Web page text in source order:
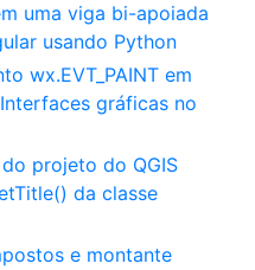
uma viga bi-apoiada
usando Python
wx.EVT_PAINT em
gráficas no
projeto do QGIS
da classe
e montante